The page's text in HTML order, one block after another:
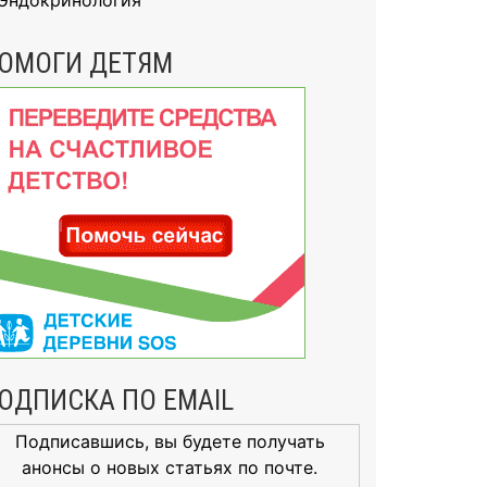
ДЕТЯМ
ПО EMAIL
Подписавшись, вы будете получать
анонсы о новых статьях по почте.